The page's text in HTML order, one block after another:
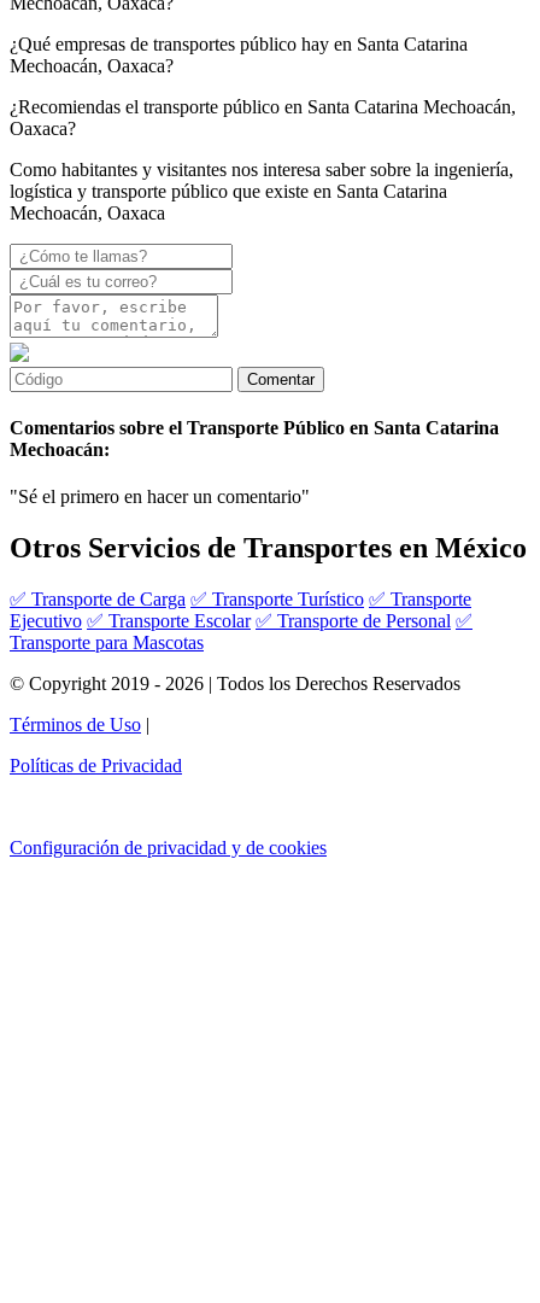
¿Qué empresas de transportes público hay en Santa Catarina
Mechoacán, Oaxaca?
¿Recomiendas el transporte público en Santa Catarina Mechoacán,
Oaxaca?
Como habitantes y visitantes nos interesa saber sobre la ingeniería,
logística y transporte público que existe en Santa Catarina
Mechoacán, Oaxaca
Comentarios sobre el Transporte Público en Santa Catarina
Mechoacán:
"Sé el primero en hacer un comentario"
Otros Servicios de Transportes en México
✅ Transporte de Carga ✅ Transporte Turístico ✅ Transporte
Ejecutivo ✅ Transporte Escolar ✅ Transporte de Personal ✅
Transporte para Mascotas
© Copyright 2019 - 2026 | Todos los Derechos Reservados
Términos de Uso |
Políticas de Privacidad
Configuración de privacidad y de cookies